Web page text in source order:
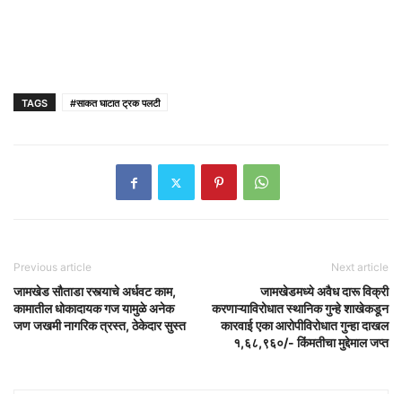
TAGS #साकत घाटात ट्रक पलटी
Previous article
जामखेड सौताडा रस्त्याचे अर्धवट काम,
कामातील धोकादायक गज यामुळे अनेक
जण जखमी नागरिक त्रस्त, ठेकेदार सुस्त
Next article
जामखेडमध्ये अवैध दारू विक्री
करणाऱ्याविरोधात स्थानिक गुन्हे शाखेकडून
कारवाई एका आरोपीविरोधात गुन्हा दाखल
१,६८,९६०/- किंमतीचा मुद्देमाल जप्त